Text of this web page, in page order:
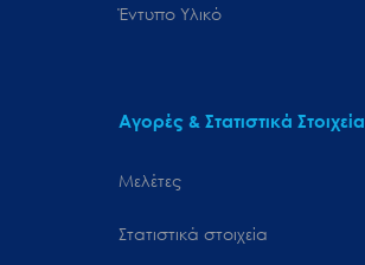
Έντυπο Υλικό
Αγορές & Στατιστικά Στοιχεία
Μελέτες
Στατιστικά στοιχεία